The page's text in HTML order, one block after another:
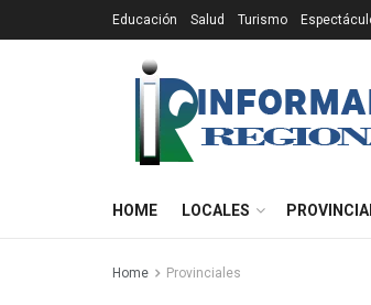
Educación Salud Turismo
HOME LOCALES
Home Provinciales